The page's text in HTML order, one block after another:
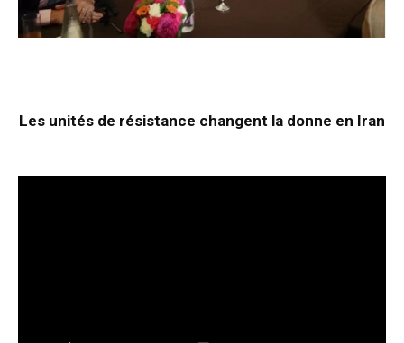
Les unités de résistance changent la donne en Iran